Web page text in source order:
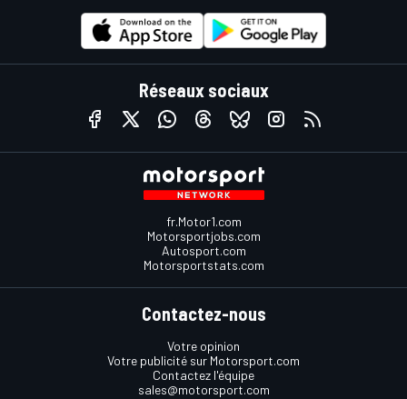
Réseaux sociaux
fr.Motor1.com
Motorsportjobs.com
Autosport.com
Motorsportstats.com
Contactez-nous
Votre opinion
Votre publicité sur Motorsport.com
Contactez l'équipe
sales@motorsport.com